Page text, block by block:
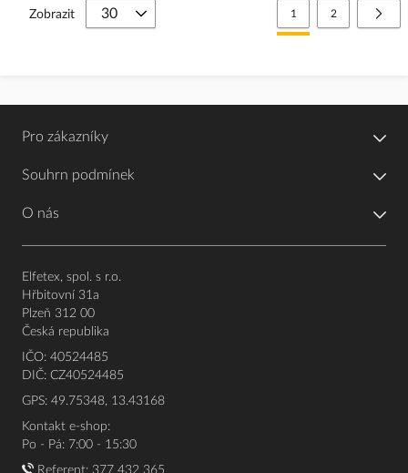
Stránka
Právě si prohlížíte
1 Stránka
2
Zobrazit
Pro zákazníky
Souhrn podmínek
O nás
Elfetex, spol. s r.o.
Hřbitovní 31a
Plzeň 312 00
Česká republika
IČO: 40524485
DIČ: CZ40524485
GPS: 49.75348, 13.43168
Kontakt e-shop:
Po - Pá: 7:00 - 15:30